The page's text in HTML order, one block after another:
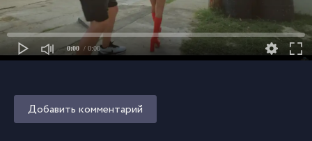
0:00 / 0:00
Добавить комментарий